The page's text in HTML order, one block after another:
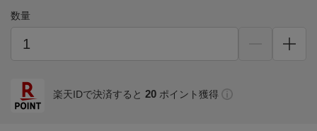
数量
楽天IDで決済すると 20 ポイント獲得